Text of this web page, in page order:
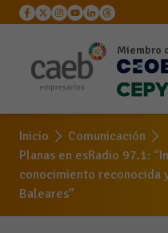
Miembro
Inicio
Comunicación
Planas en esRadio 97.1:
conocimiento reconocida
Baleares”